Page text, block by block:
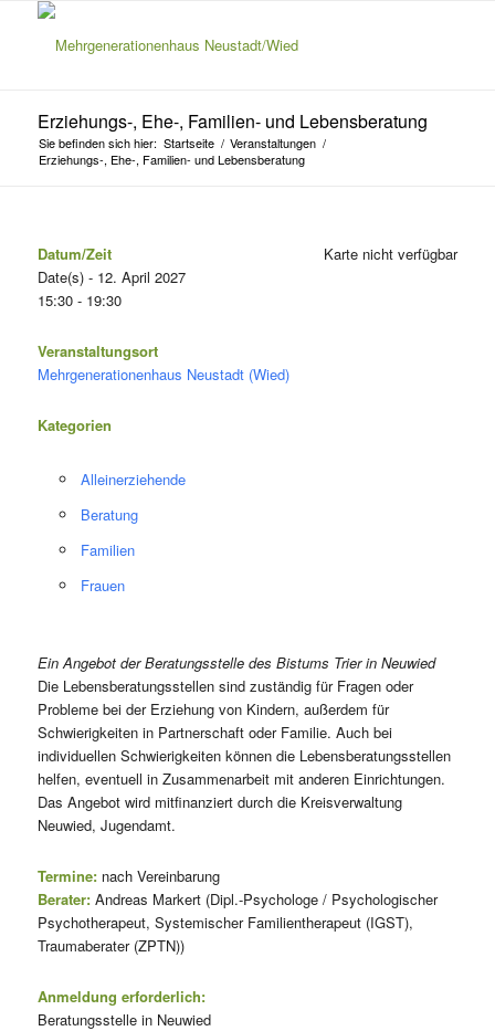
Erziehungs-, Ehe-, Familien- und Lebensberatung
Sie befinden sich hier: Startseite / Veranstaltungen /
Erziehungs-, Ehe-, Familien- und Lebensberatung
Karte nicht verfügbar
Datum/Zeit
Date(s) - 12. April 2027
15:30 - 19:30
Veranstaltungsort
Mehrgenerationenhaus Neustadt (Wied)
Kategorien
Alleinerziehende
Beratung
Familien
Frauen
Ein Angebot der Beratungsstelle des Bistums Trier in Neuwied
Die Lebensberatungsstellen sind zuständig für Fragen oder
Probleme bei der Erziehung von Kindern, außerdem für
Schwierigkeiten in Partnerschaft oder Familie. Auch bei
individuellen Schwierigkeiten können die Lebensberatungsstellen
helfen, eventuell in Zusammenarbeit mit anderen Einrichtungen.
Das Angebot wird mitfinanziert durch die Kreisverwaltung
Neuwied, Jugendamt.
Termine:nach Vereinbarung
Berater:Andreas Markert (Dipl.-Psychologe / Psychologischer
Psychotherapeut, Systemischer Familientherapeut (IGST),
Traumaberater (ZPTN))
Anmeldung erforderlich:
Beratungsstelle in Neuwied